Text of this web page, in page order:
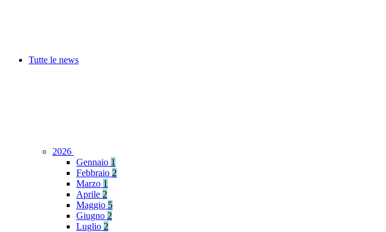
Tutte le news
2026
Gennaio 1
Febbraio 2
Marzo 1
Aprile 2
Maggio 5
Giugno 2
Luglio 2